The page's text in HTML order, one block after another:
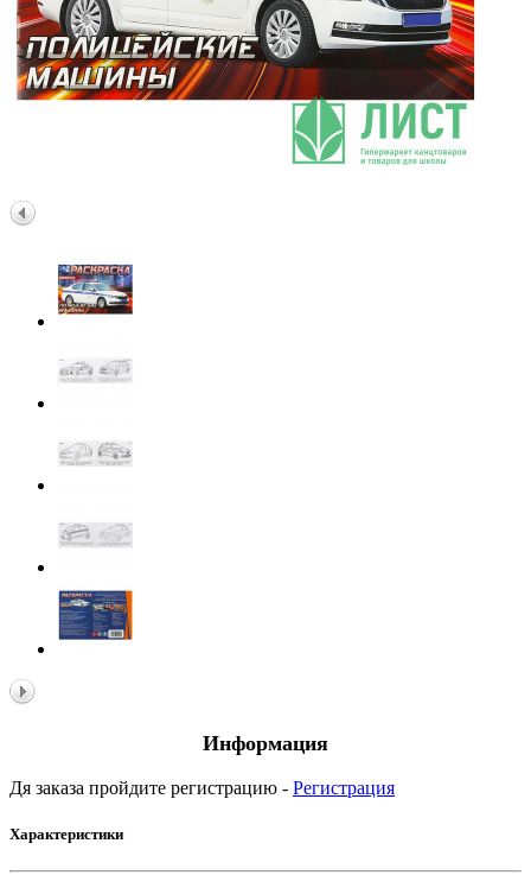
Информация
Дя заказа пройдите регистрацию - Регистрация
Характеристики